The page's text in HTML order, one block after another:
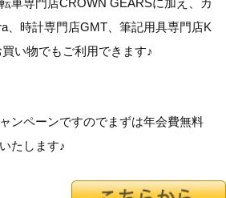
車専門店CROWN GEARSに加え、カ
、時計専門店GMT、筆記用具専門店K
い物でもご利用できます♪
ンペーンですのでまずは年会費無料
たします♪